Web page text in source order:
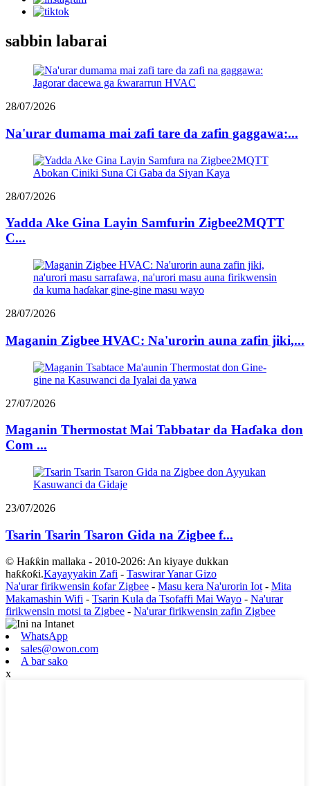
sabbin labarai
28/07/2026
Na'urar dumama mai zafi tare da zafin gaggawa:...
28/07/2026
Yadda Ake Gina Layin Samfurin Zigbee2MQTT
C...
28/07/2026
Maganin Zigbee HVAC: Na'urorin auna zafin jiki,...
27/07/2026
Maganin Thermostat Mai Tabbatar da Haɗaka don
Com ...
23/07/2026
Tsarin Tsarin Tsaron Gida na Zigbee f...
© Haƙƙin mallaka - 2010-2026: An kiyaye dukkan
haƙƙoƙi.Kayayyakin Zafi - Taswirar Yanar Gizo
Na'urar firikwensin ƙofar Zigbee - Masu kera Na'urorin Iot- Mita
Makamashin Wifi - Tsarin Kula da Tsofaffi Mai Wayo - Na'urar
firikwensin motsi ta Zigbee - Na'urar firikwensin zafin Zigbee
WhatsApp
sales@owon.com
A bar sako
x